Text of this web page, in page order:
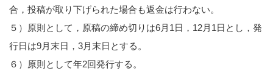
合，投稿が取り下げられた場合も返金は行わない。
５）原則として，原稿の締め切りは6月1日，12月1日とし，発
行日は9月末日，3月末日とする。
６）原則として年2回発行する。